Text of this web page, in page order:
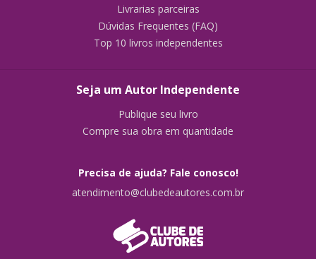
Livrarias parceiras
Dúvidas Frequentes (FAQ)
Top 10 livros independentes
Seja um Autor Independente
Publique seu livro
Compre sua obra em quantidade
Precisa de ajuda? Fale conosco!
atendimento@clubedeautores.com.br